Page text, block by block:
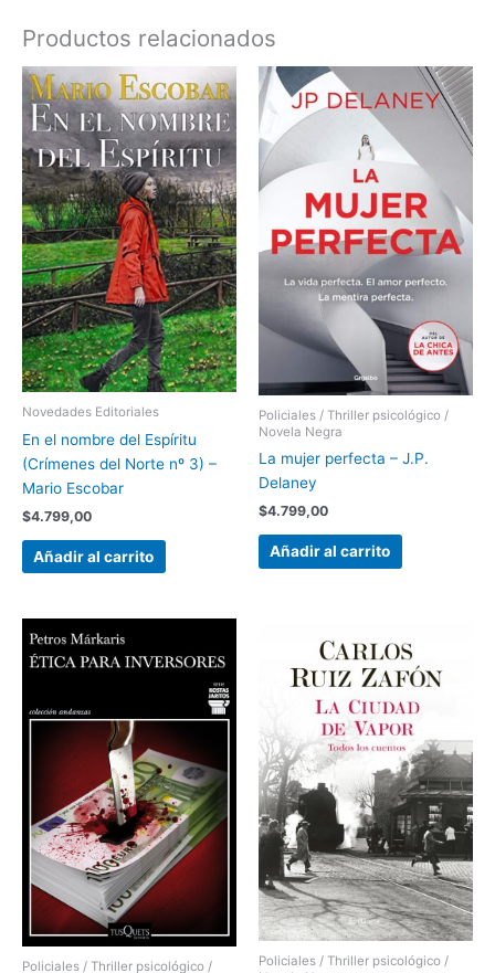
Productos relacionados
Novedades Editoriales
En el nombre del Espíritu
(Crímenes del Norte nº 3) –
Mario Escobar
$4.799,00
Añadir al carrito
Policiales / Thriller psicológico /
Novela Negra
La mujer perfecta – J.P.
Delaney
$4.799,00
Añadir al carrito
Policiales / Thriller psicológico /
Policiales / Thriller psicológico /